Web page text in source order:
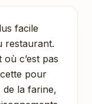
facile
restaurant.
c’est pas
pour
la farine,